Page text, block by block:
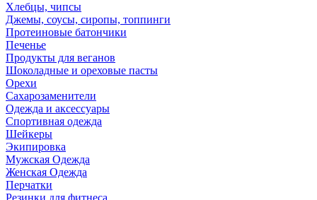
Хлебцы, чипсы
Джемы, соусы, сиропы, топпинги
Протеиновые батончики
Печенье
Продукты для веганов
Шоколадные и ореховые пасты
Орехи
Сахарозаменители
Одежда и аксессуары
Спортивная одежда
Шейкеры
Экипировка
Мужская Одежда
Женская Одежда
Перчатки
Резинки для фитнеса